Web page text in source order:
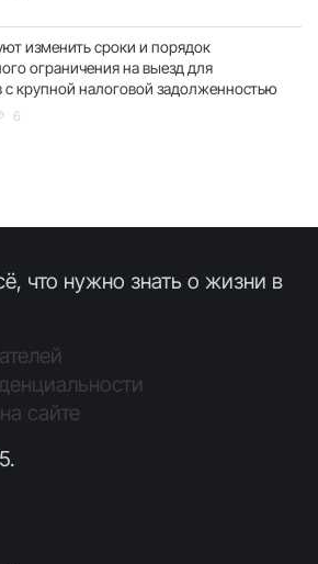
изменить сроки и порядок
ограничения на выезд для
крупной налоговой задолженностью
6
что нужно знать о жизни в
сайте